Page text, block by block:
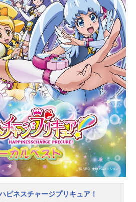
高等士官試験を受けていた彼は、
次試験への送迎船で、看護学校出
のハローマ・ベッケル、旧軍閥名
のマシュー・テトジリチ、そして
ヤトリと同じく忠義の御三家の一
、レミオン家のトルウェイ・レミ
オンと出会うこととなる。道中、彼
と賑やかな時間を過ごしていたそ
時、突如船が座礁する。総員退艦
なり脱出する5人……だが、そこで
人の少女が船から海へ落ちる姿が
に入る。ためらわず、大荒れの海
飛び込むイクタ。そして、彼は少
の小さな手を握った。時に帝暦905
。それが後に常怠常勝の智将と呼
れた男と、帝国最後の女王と呼ば
た女の初めての邂逅。“約束された
敗北”へと向かう、物語の発端である
ピネスチャージプリキュア！